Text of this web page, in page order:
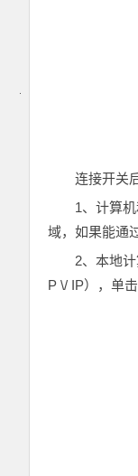
连接开关
1、计算
域，如果能通
2、本地
P \/ IP），单击